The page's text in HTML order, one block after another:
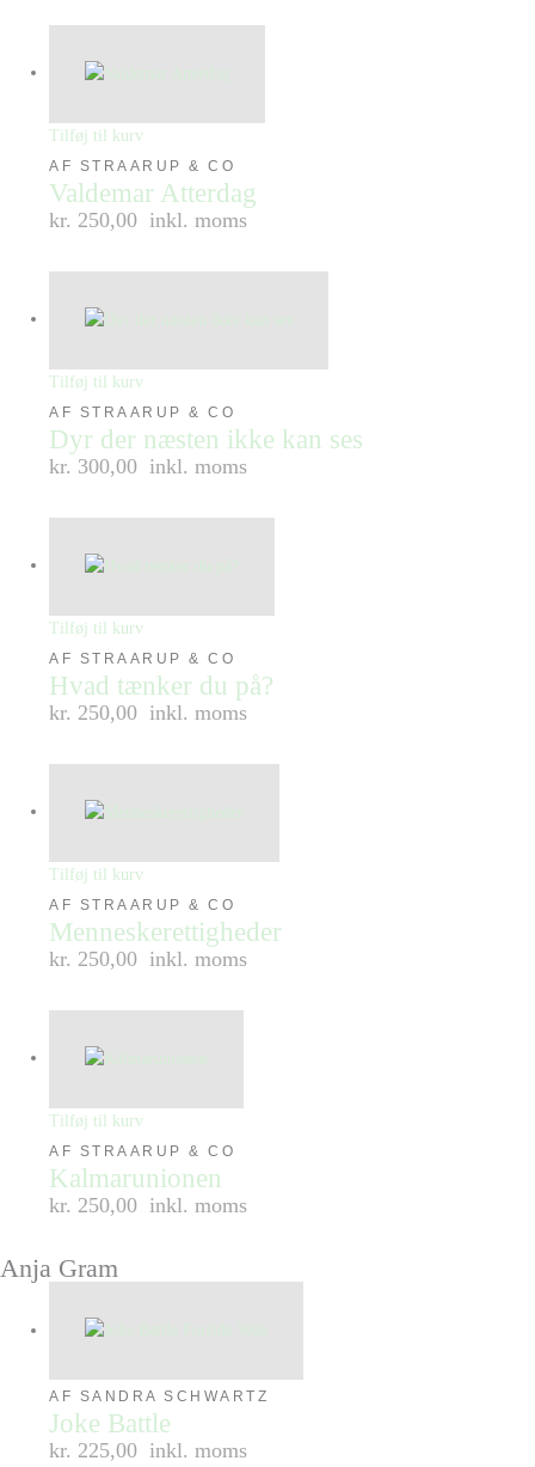
Tilføj til kurv
AF STRAARUP & CO
Valdemar Atterdag
kr. 250,00 inkl. moms
Tilføj til kurv
AF STRAARUP & CO
Dyr der næsten ikke kan ses
kr. 300,00 inkl. moms
Tilføj til kurv
AF STRAARUP & CO
Hvad tænker du på?
kr. 250,00 inkl. moms
Tilføj til kurv
AF STRAARUP & CO
Menneskerettigheder
kr. 250,00 inkl. moms
Tilføj til kurv
AF STRAARUP & CO
Kalmarunionen
kr. 250,00 inkl. moms
Anja Gram
AF SANDRA SCHWARTZ
Joke Battle
kr. 225,00 inkl. moms